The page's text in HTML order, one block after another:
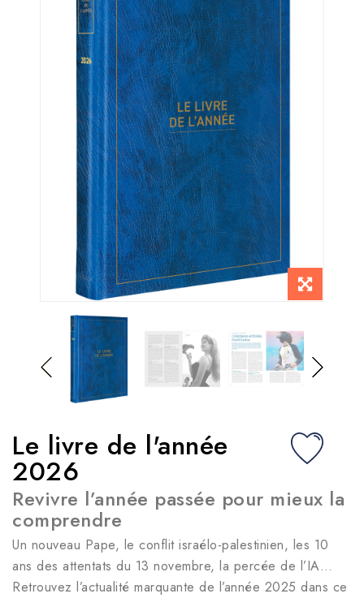
Le livre de l'année
2026
Revivre l’année passée pour mieux la
comprendre
Un nouveau Pape, le conflit israélo-palestinien, les 10
ans des attentats du 13 novembre, la percée de l’IA…
Retrouvez l’actualité marquante de l’année 2025 dans ce